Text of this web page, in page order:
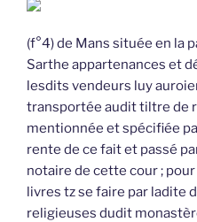
(f°4) de Mans située en la
Sarthe appartenances et
lesdits vendeurs luy
transportée audit tiltre de
mentionnée et spécifiée
rente de ce fait et passé
notaire de cette cour ;
livres tz se faire par ladite
religieuses dudit